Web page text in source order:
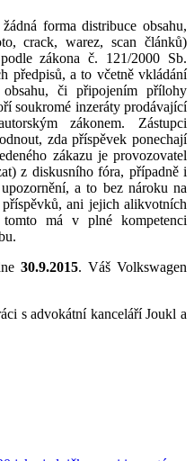
forma distribuce obsahu,
crack, warez, scan článků)
zákona č. 121/2000 Sb.
předpisů, a to včetně vkládání
či připojením přílohy
soukromé inzeráty prodávající
zákonem. Zástupci
zda příspěvek ponechají
zákazu je provozovatel
z diskusního fóra, případně i
a to bez nároku na
ani jejich alikvotních
má v plné kompetenci
30.9.2015. Váš Volkswagen
s advokátní kanceláří Joukl a